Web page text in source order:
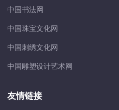
中国书法网
中国珠宝文化网
中国刺绣文化网
中国雕塑设计艺术网
友情链接